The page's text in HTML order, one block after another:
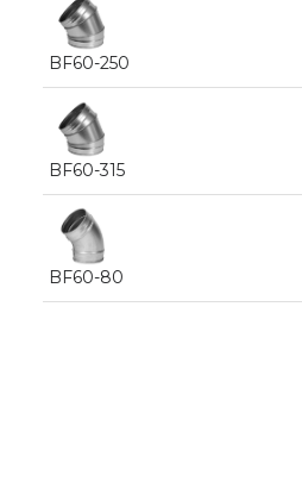
BF60-250
BF60-315
BF60-80